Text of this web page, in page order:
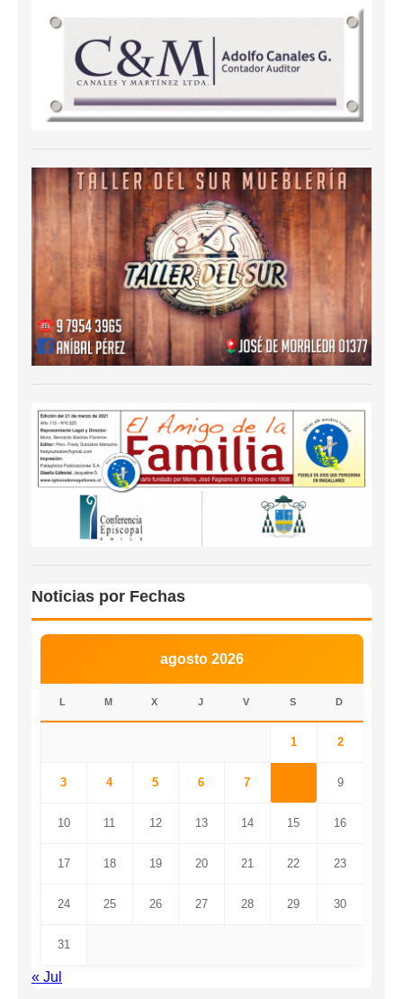
Noticias por Fechas
agosto 2026
L M X J V S D
1 2
3 4 5 6 7 9
10 11 12 13 14 15 16
17 18 19 20 21 22 23
24 25 26 27 28 29 30
31
« Jul